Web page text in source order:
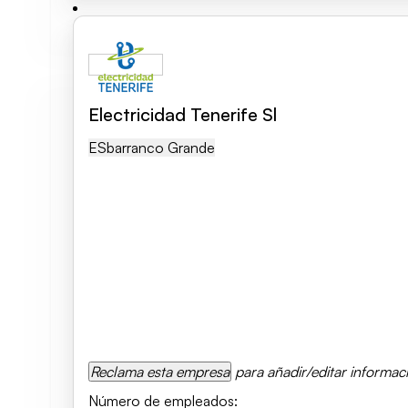
Electricidad Tenerife Sl
ESBarranco Grande
Reclama esta empresa para añadir/editar
Número de empleados: